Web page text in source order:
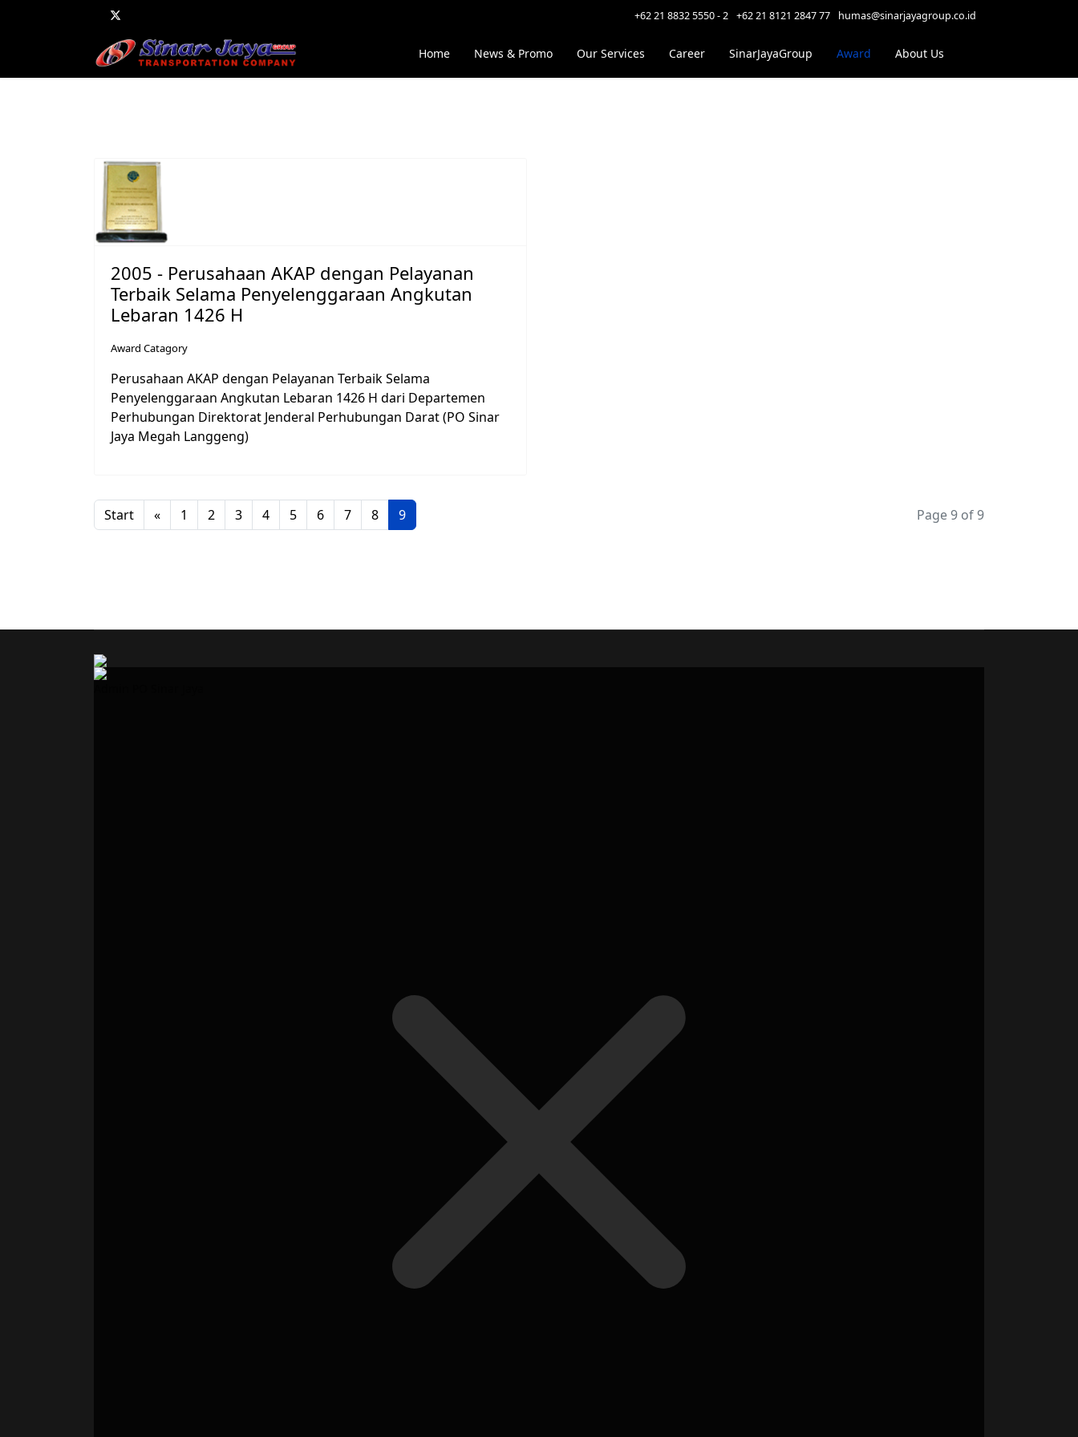
+62 21 8832 5550 - 2 +62 21 8121 2847 77 humas@sinarjayagroup.co.id
Home News & Promo Our Services Career SinarJayaGroup Award About Us
2005 - Perusahaan AKAP dengan Pelayanan
Terbaik Selama Penyelenggaraan Angkutan
Lebaran 1426 H
Award Catagory
Perusahaan AKAP dengan Pelayanan Terbaik Selama
Penyelenggaraan Angkutan Lebaran 1426 H dari Departemen
Perhubungan Direktorat Jenderal Perhubungan Darat (PO Sinar
Jaya Megah Langgeng)
Start « 1 2 3 4 5 6 7 8 9 Page 9 of 9